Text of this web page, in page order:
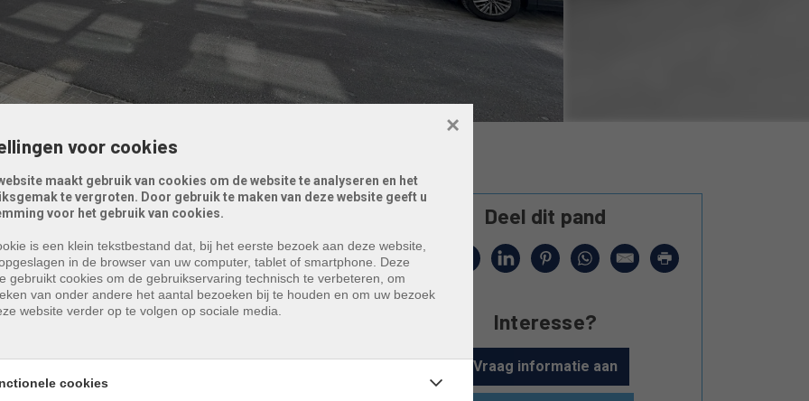
€ 120
Deel dit pand
Interesse?
Vraag informatie aan
voor cookies
maakt gebruik van cookies om de website te analyseren en het
te vergroten. Door gebruik te maken van deze website geeft u
voor het gebruik van cookies.
is een klein tekstbestand dat, bij het eerste bezoek aan deze website,
in de browser van uw computer, tablet of smartphone. Deze
gebruikt cookies om de gebruikservaring technisch te verbeteren, om
van onder andere het aantal bezoeken bij te houden en om uw bezoek
website verder op te volgen op sociale media.
×
cookies